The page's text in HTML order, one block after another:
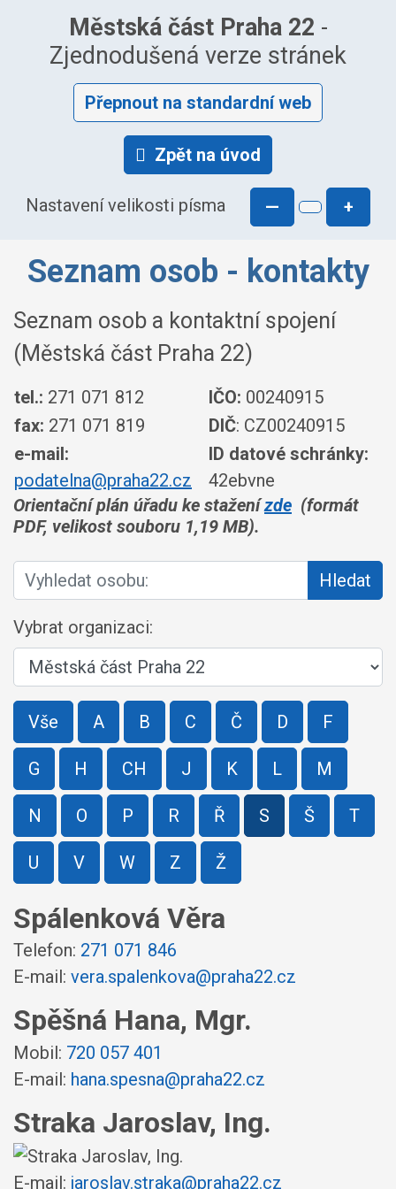
Městská část Praha 22 -
Zjednodušená verze stránek
Přepnout na standardní web
Zpět na úvod
Nastavení velikosti písma — +
Seznam osob - kontakty
Seznam osob a kontaktní spojení
(Městská část Praha 22)
tel.: 271 071 812 IČO: 00240915
fax: 271 071 819 DIČ: CZ00240915
e-mail:
podatelna@praha22.cz
ID datové schránky:
42ebvne
Orientační plán úřadu ke staženízde (formát
PDF, velikost souboru 1,19 MB).
Vyhledat osobu: Hledat
Vybrat organizaci:
Vše A B C Č D F
G H CH J K L M
N O P R Ř S Š T
U V W Z Ž
Spálenková Věra
Telefon: 271 071 846
E-mail: vera.spalenkova@praha22.cz
Spěšná Hana, Mgr.
Mobil: 720 057 401
E-mail: hana.spesna@praha22.cz
Straka Jaroslav, Ing.
E-mail: jaroslav.straka@praha22.cz